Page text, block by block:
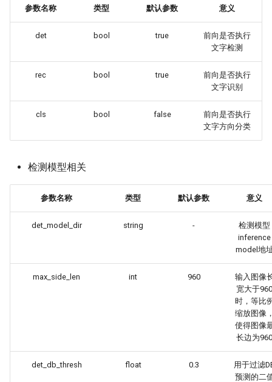
参数名称 类型 默认参数 意义
det bool true
前向是否执行
文字检测
rec bool true
前向是否执行
文字识别
cls bool false
前向是否执行
文字方向分类
检测模型相关
参数名称 类型 默认参数 意义
det_model_dir string -
检测模型
inference
model地
max_side_len int 960
输入图像
宽大于960
时，等比
缩放图像
使得图像
长边为960
det_db_thresh float 0.3
用于过滤
预测的二